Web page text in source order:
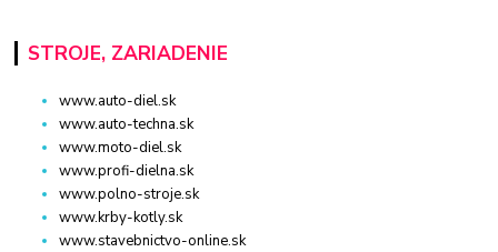
STROJE, ZARIADENIE
www.auto-diel.sk
www.auto-techna.sk
www.moto-diel.sk
www.profi-dielna.sk
www.polno-stroje.sk
www.krby-kotly.sk
www.stavebnictvo-online.sk